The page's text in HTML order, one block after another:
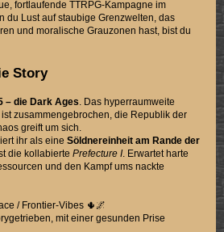
fortlaufende TTRPG-Kampagne im
du Lust auf staubige Grenzwelten, das
und moralische Grauzonen hast, bist du
Story
– die Dark Ages. Das hyperraumweite
zusammengebrochen, die Republik der
greift um sich.
ihr als eineSöldnereinheit am Rande der
die kollabiertePrefecture I. Erwartet harte
und den Kampf ums nackte
/ Frontier-Vibes 🌵🌌
mit einer gesunden Prise